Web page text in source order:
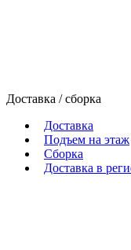
Доставка / сборка
Доставка
Подъем на этаж
Сборка
Доставка в